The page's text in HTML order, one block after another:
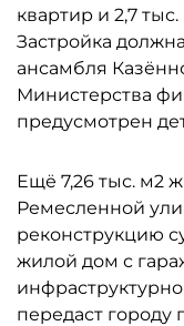
квартир и 2,7
Застройка
ансамбля
Министерства
предусмотрен
Ещё 7,26 тыс. м2
Ремесленной
реконструкцию
жилой дом с
передаст городу